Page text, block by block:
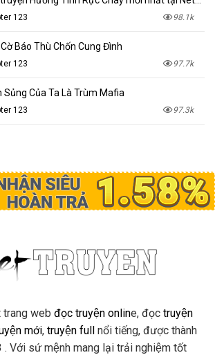
123 98.1k
Báo Thù Chốn Cung Đình
123 97.7k
Sủng Của Ta Là Trùm Mafia
123 97.3k
trang web đọc truyện online, đọc truyện
mới, truyện full nổi tiếng, được thành
. Với sứ mệnh mang lại trải nghiệm tốt